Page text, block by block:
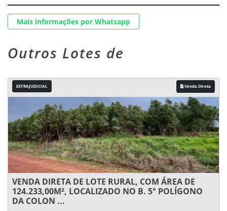
Mais informações por Whatsapp
Outros Lotes de
EXTRAJUDICIAL Venda Direta
VENDA DIRETA DE LOTE RURAL, COM ÁREA DE
124.233,00M², LOCALIZADO NO B. 5° POLÍGONO
DA COLON ...